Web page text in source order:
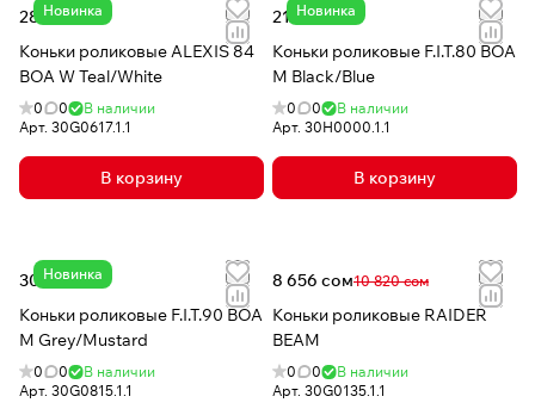
Новинка
28 120 сом
Коньки роликовые ALEXIS 84
BOA W Teal/White
0 0
В наличии
Арт. 30G0617.1.1
В корзину
Новинка
21 630 сом
Коньки роликовые F.I.T.80 BOA
M Black/Blue
0 0
В наличии
Арт. 30H0000.1.1
В корзину
Новинка
30 280 сом
Коньки роликовые F.I.T.90 BOA
M Grey/Mustard
0 0
В наличии
Арт. 30G0815.1.1
8 656 сом10 820 сом
Коньки роликовые RAIDER
BEAM
0 0
В наличии
Арт. 30G0135.1.1